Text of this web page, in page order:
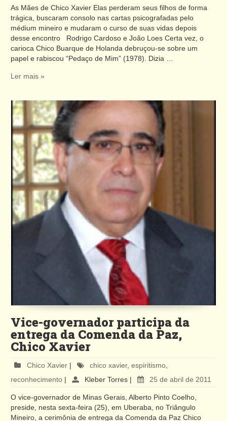
As Mães de Chico Xavier Elas perderam seus filhos de forma
trágica, buscaram consolo nas cartas psicografadas pelo
médium mineiro e mudaram o curso de suas vidas depois
desse encontro Rodrigo Cardoso e João Loes Certa vez, o
carioca Chico Buarque de Holanda debruçou-se sobre um
papel e rabiscou “Pedaço de Mim” (1978). Dizia …
Ler mais »
Vice-governador participa da
entrega da Comenda da Paz,
Chico Xavier
Chico Xavier | chico xavier,espiritismo
reconhecimento | Kleber Torres | 25 de abril de 2011
O vice-governador de Minas Gerais, Alberto Pinto Coelho,
preside, nesta sexta-feira (25), em Uberaba, no Triângulo
Mineiro, a cerimônia de entrega da Comenda da Paz Chico